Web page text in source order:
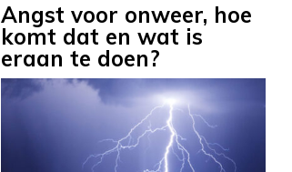
Angst voor onweer, hoe
komt dat en wat is
eraan te doen?